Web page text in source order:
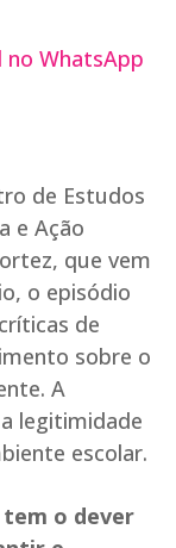
no WhatsApp
de Estudos
e Ação
que vem
o episódio
de
sobre o
A
legitimidade
escolar.
o dever